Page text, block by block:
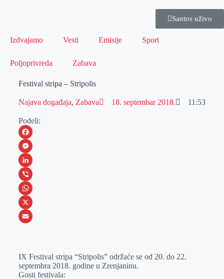
Santos uživo
Izdvajamo Vesti Emisije Sport
Poljoprivreda Zabava
Festival stripa – Stripolis
Najava događaja, Zabava 18. septembar 2018. 11:53
Podeli:
F
a
c
e
b
o
M
e
s
s
e
e
r
L
i
n
k
I
n
V
i
b
W
h
s
A
X
a
i
IX Festival stripa “Stripolis” održaće se od 20. do 22.
septembra 2018. godine u Zrenjaninu.
Gosti festivala: